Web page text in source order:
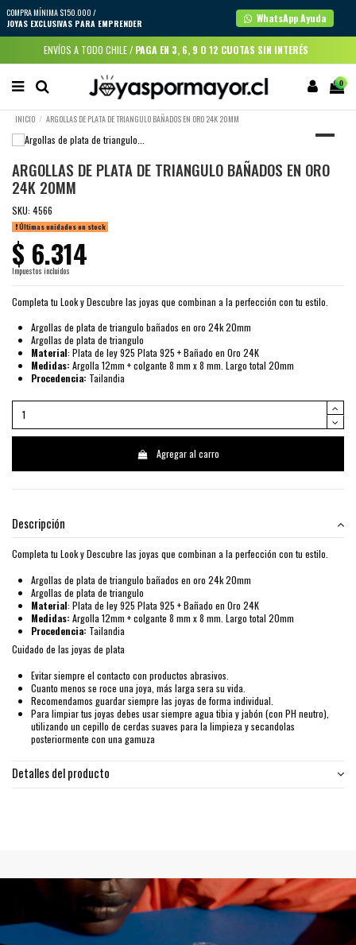
COMPRA MÍNIMA $150.000 /
JOYAS EXCLUSIVAS PARA EMPRENDER
WhatsApp Ayuda
ENVÍOS A TODO CHILE / PAGA EN 3, 6, 9 O 12 CUOTAS SIN INTERÉS
0
INICIO ARGOLLAS DE PLATA DE TRIANGULO BAÑADOS EN ORO 24K 20MM
ARGOLLAS DE PLATA DE TRIANGULO BAÑADOS EN ORO
24K 20MM
SKU: 4566
Últimas unidades en stock
$ 6.314
Impuestos incluidos
Completa tu Look y Descubre las joyas que combinan a la perfección con tu estilo.
Argollas de plata de triangulo bañados en oro 24k 20mm
Argollas de plata de triangulo
Material: Plata de ley 925 Plata 925 + Bañado en Oro 24K
Medidas: Argolla 12mm + colgante 8 mm x 8 mm. Largo total 20mm
Procedencia: Tailandia
Agregar al carro
Descripción
Completa tu Look y Descubre las joyas que combinan a la perfección con tu estilo.
Argollas de plata de triangulo bañados en oro 24k 20mm
Argollas de plata de triangulo
Material: Plata de ley 925 Plata 925 + Bañado en Oro 24K
Medidas: Argolla 12mm + colgante 8 mm x 8 mm. Largo total 20mm
Procedencia: Tailandia
Cuidado de las joyas de plata
Evitar siempre el contacto con productos abrasivos.
Cuanto menos se roce una joya, más larga sera su vida.
Recomendamos guardar siempre las joyas de forma individual.
Para limpiar tus joyas debes usar siempre agua tibia y jabón (con PH neutro),
utilizando un cepillo de cerdas suaves para la limpieza y secandolas
posteriormente con una gamuza
Detalles del producto